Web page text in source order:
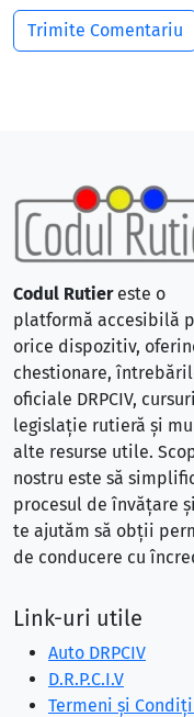
Codul Rutiereste o
platformă accesibilă
orice dispozitiv,
chestionare,
oficiale DRPCIV,
legislație rutieră și
alte resurse utile.
nostru este să
procesul de învățare
te ajutăm să obții
de conducere cu
Link-uri utile
Auto DRPCIV
D.R.P.C.I.V
Termeni și